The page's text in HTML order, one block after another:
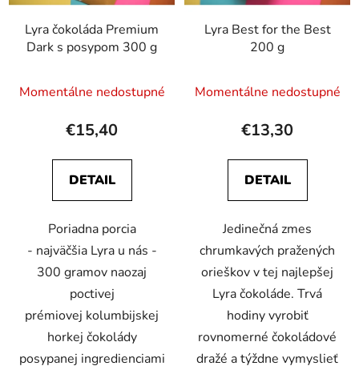
Lyra čokoláda Premium
Dark s posypom 300 g
Momentálne nedostupné
€15,40
DETAIL
Poriadna porcia
- najväčšia Lyra u nás -
300 gramov naozaj
poctivej
prémiovej kolumbijskej
horkej čokolády
posypanej ingredienciami
Lyra Best for the Best
200 g
Momentálne nedostupné
€13,30
DETAIL
Jedinečná zmes
chrumkavých pražených
orieškov v tej najlepšej
Lyra čokoláde. Trvá
hodiny vyrobiť
rovnomerné čokoládové
dražé a týždne vymyslieť